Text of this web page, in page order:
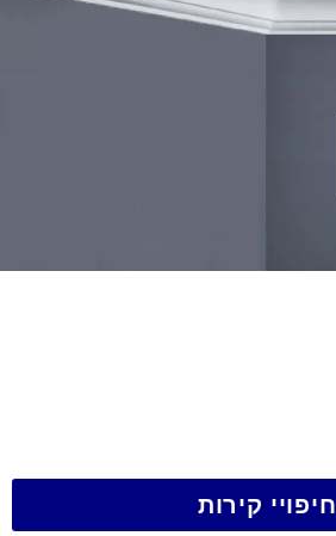
חיפויי קירות